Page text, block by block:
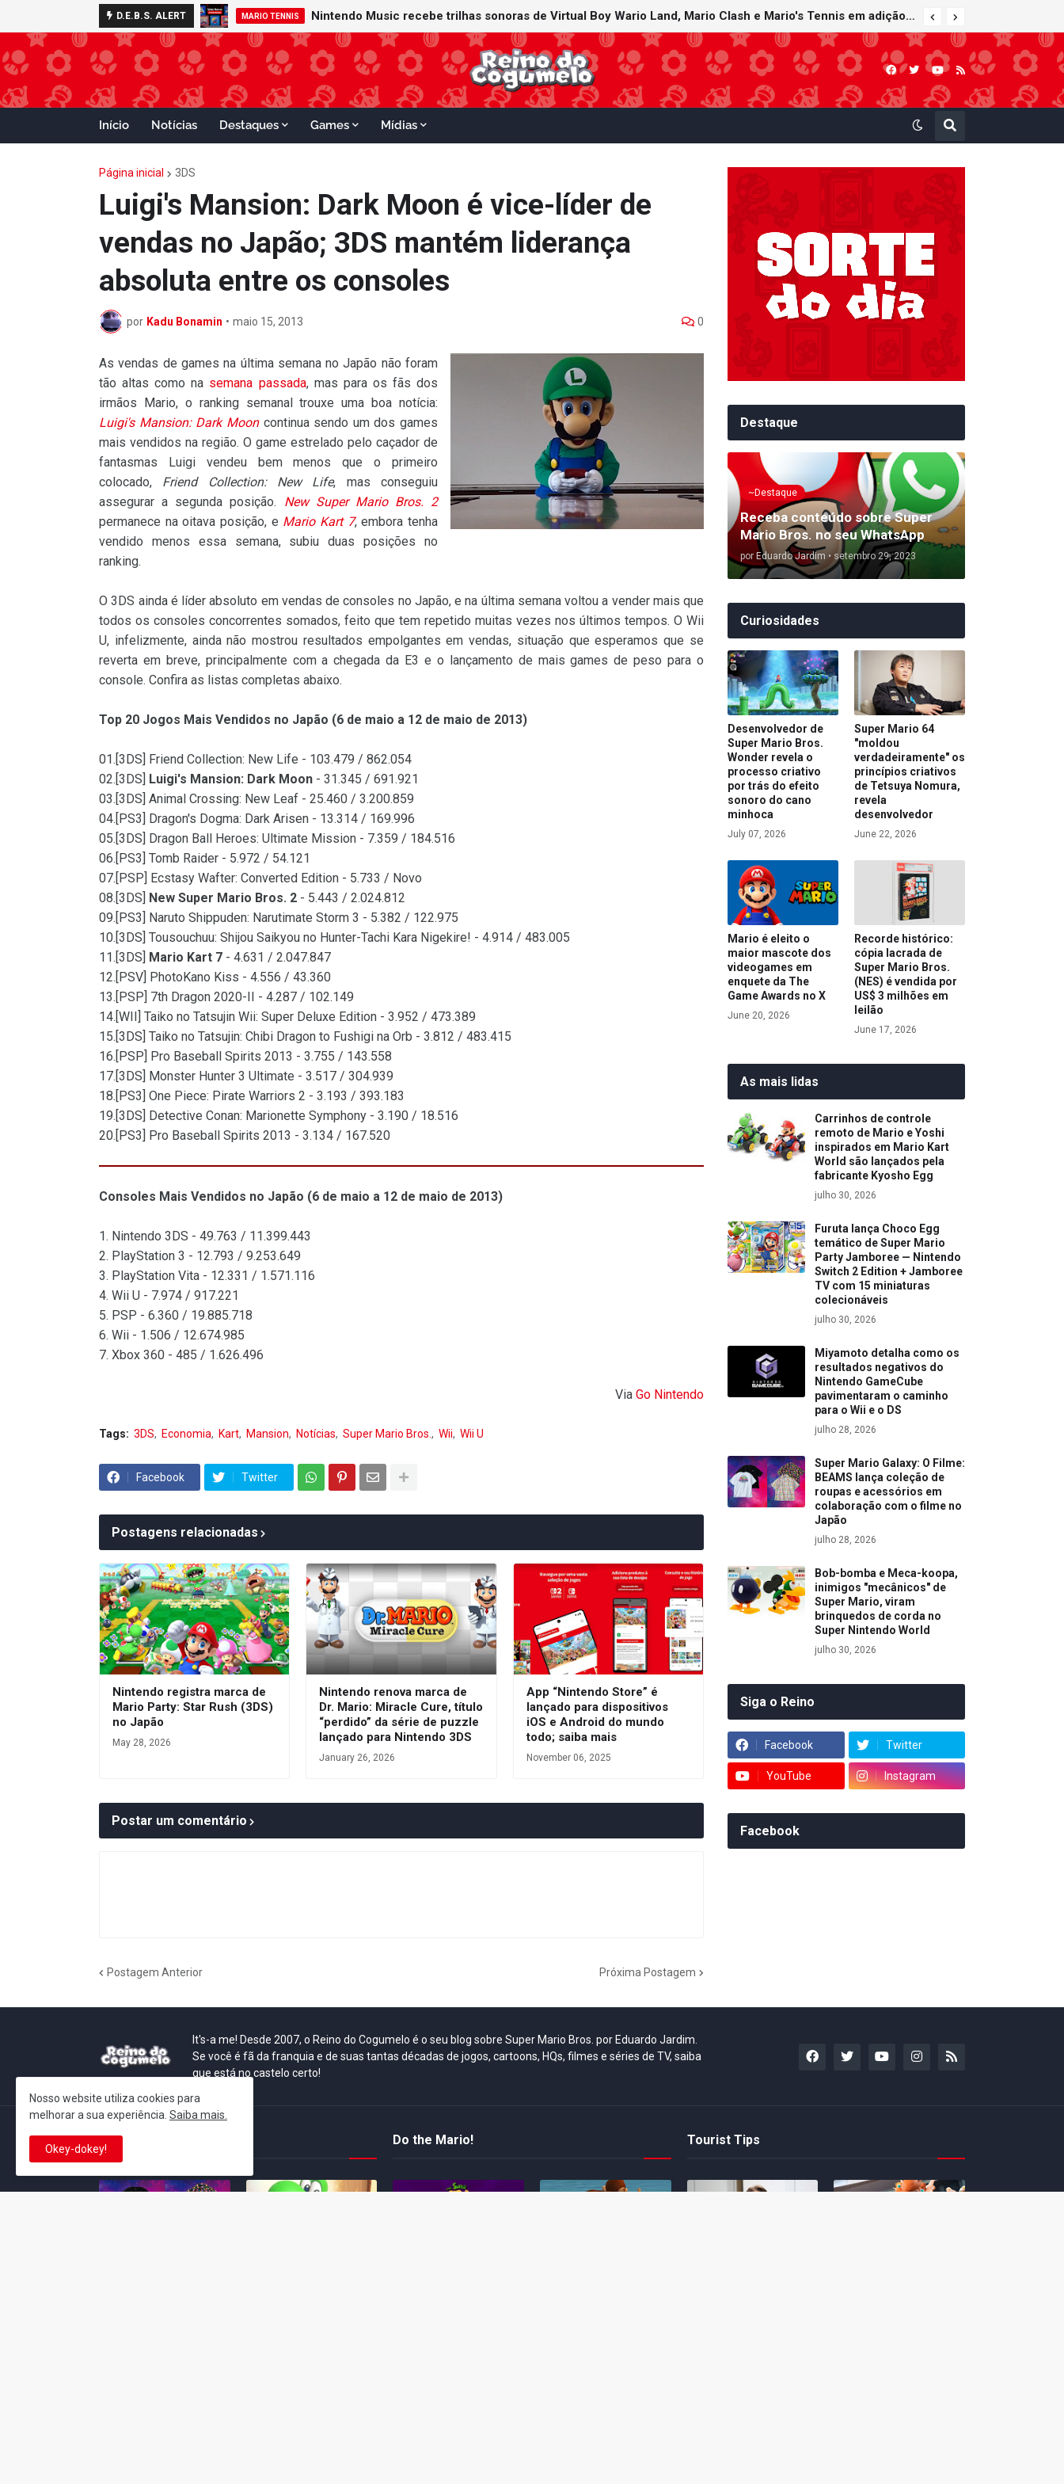
D.E.B.S. ALERT MARIO TENNIS Nintendo Music recebe trilhas sonoras de Virtual Boy Wario Land, Mario Clash e Mario's Tennis em adição histórica ao catálogo
GAMECUBE Super Mario Sunshine é anunciado para o Nintendo GameCube - Nintendo Classics do Nintendo Switch Online
Início Notícias Destaques Games Mídias
Página inicial 3DS
Luigi's Mansion: Dark Moon é vice-líder de
vendas no Japão; 3DS mantém liderança
absoluta entre os consoles
por Kadu Bonamin • maio 15, 2013 0
As vendas de games na última semana no Japão não foram
tão altas como na semana passada, mas para os fãs dos
irmãos Mario, o ranking semanal trouxe uma boa notícia:
Luigi's Mansion: Dark Mooncontinua sendo um dos games
mais vendidos na região. O game estrelado pelo caçador de
fantasmas Luigi vendeu bem menos que o primeiro
colocado, Friend Collection: New Life, mas conseguiu
assegurar a segunda posição. New Super Mario Bros. 2
permanece na oitava posição, e Mario Kart 7, embora tenha
vendido menos essa semana, subiu duas posições no
ranking.
O 3DS ainda é líder absoluto em vendas de consoles no Japão, e na última semana voltou a vender mais que
todos os consoles concorrentes somados, feito que tem repetido muitas vezes nos últimos tempos. O Wii
U, infelizmente, ainda não mostrou resultados empolgantes em vendas, situação que esperamos que se
reverta em breve, principalmente com a chegada da E3 e o lançamento de mais games de peso para o
console. Confira as listas completas abaixo.
Top 20 Jogos Mais Vendidos no Japão (6 de maio a 12 de maio de 2013)
01.[3DS] Friend Collection: New Life - 103.479 / 862.054
02.[3DS] Luigi's Mansion: Dark Moon - 31.345 / 691.921
03.[3DS] Animal Crossing: New Leaf - 25.460 / 3.200.859
04.[PS3] Dragon's Dogma: Dark Arisen - 13.314 / 169.996
05.[3DS] Dragon Ball Heroes: Ultimate Mission - 7.359 / 184.516
06.[PS3] Tomb Raider - 5.972 / 54.121
07.[PSP] Ecstasy Wafter: Converted Edition - 5.733 / Novo
08.[3DS] New Super Mario Bros. 2 - 5.443 / 2.024.812
09.[PS3] Naruto Shippuden: Narutimate Storm 3 - 5.382 / 122.975
10.[3DS] Tousouchuu: Shijou Saikyou no Hunter-Tachi Kara Nigekire! - 4.914 / 483.005
11.[3DS] Mario Kart 7 - 4.631 / 2.047.847
12.[PSV] PhotoKano Kiss - 4.556 / 43.360
13.[PSP] 7th Dragon 2020-II - 4.287 / 102.149
14.[WII] Taiko no Tatsujin Wii: Super Deluxe Edition - 3.952 / 473.389
15.[3DS] Taiko no Tatsujin: Chibi Dragon to Fushigi na Orb - 3.812 / 483.415
16.[PSP] Pro Baseball Spirits 2013 - 3.755 / 143.558
17.[3DS] Monster Hunter 3 Ultimate - 3.517 / 304.939
18.[PS3] One Piece: Pirate Warriors 2 - 3.193 / 393.183
19.[3DS] Detective Conan: Marionette Symphony - 3.190 / 18.516
20.[PS3] Pro Baseball Spirits 2013 - 3.134 / 167.520
Consoles Mais Vendidos no Japão (6 de maio a 12 de maio de 2013)
1. Nintendo 3DS - 49.763 / 11.399.443
2. PlayStation 3 - 12.793 / 9.253.649
3. PlayStation Vita - 12.331 / 1.571.116
4. Wii U - 7.974 / 917.221
5. PSP - 6.360 / 19.885.718
6. Wii - 1.506 / 12.674.985
7. Xbox 360 - 485 / 1.626.496
Via Go Nintendo
Tags: 3DS Economia Kart Mansion Notícias Super Mario Bros. Wii Wii U
Facebook Twitter
Postagens relacionadas
Nintendo registra marca de
Mario Party: Star Rush (3DS)
no Japão
May 28, 2026
Nintendo renova marca de
Dr. Mario: Miracle Cure, título
“perdido” da série de puzzle
lançado para Nintendo 3DS
January 26, 2026
App “Nintendo Store” é
lançado para dispositivos
iOS e Android do mundo
todo; saiba mais
November 06, 2025
Postar um comentário
Postagem Anterior Próxima Postagem
Destaque
~Destaque
Receba conteúdo sobre Super
Mario Bros. no seu WhatsApp
por Eduardo Jardim • setembro 29, 2023
Curiosidades
Desenvolvedor de
Super Mario Bros.
Wonder revela o
processo criativo
por trás do efeito
sonoro do cano
minhoca
July 07, 2026
Super Mario 64
"moldou
verdadeiramente" os
princípios criativos
de Tetsuya Nomura,
revela
desenvolvedor
June 22, 2026
Mario é eleito o
maior mascote dos
videogames em
enquete da The
Game Awards no X
June 20, 2026
Recorde histórico:
cópia lacrada de
Super Mario Bros.
(NES) é vendida por
US$ 3 milhões em
leilão
June 17, 2026
As mais lidas
Carrinhos de controle
remoto de Mario e Yoshi
inspirados em Mario Kart
World são lançados pela
fabricante Kyosho Egg
julho 30, 2026
Furuta lança Choco Egg
temático de Super Mario
Party Jamboree — Nintendo
Switch 2 Edition + Jamboree
TV com 15 miniaturas
colecionáveis
julho 30, 2026
Miyamoto detalha como os
resultados negativos do
Nintendo GameCube
pavimentaram o caminho
para o Wii e o DS
julho 28, 2026
Super Mario Galaxy: O Filme:
BEAMS lança coleção de
roupas e acessórios em
colaboração com o filme no
Japão
julho 28, 2026
Bob-bomba e Meca-koopa,
inimigos "mecânicos" de
Super Mario, viram
brinquedos de corda no
Super Nintendo World
julho 30, 2026
Siga o Reino
Facebook Twitter
YouTube Instagram
Facebook
It's-a me! Desde 2007, o Reino do Cogumelo é o seu blog sobre Super Mario Bros. por Eduardo Jardim.
Se você é fã da franquia e de suas tantas décadas de jogos, cartoons, HQs, filmes e séries de TV, saiba
que está no castelo certo!
This is cinema! Do the Mario! Tourist Tips
Nosso website utiliza cookies para
melhorar a sua experiência. Saiba mais.
Okey-dokey!